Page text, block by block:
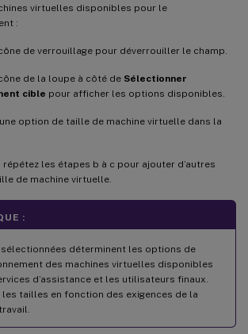
virtuelles disponibles pour le
:
de verrouillage pour déverrouiller le champ.
de la loupe à côté de Sélectionner
cible pour afficher les options disponibles.
option de taille de machine virtuelle dans la
répétez les étapes b à c pour ajouter d’autres
de machine virtuelle.
:
déterminent les options de
des machines virtuelles disponibles
d’assistance et les utilisateurs finaux.
les tailles en fonction des exigences de la